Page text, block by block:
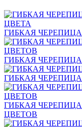
ГИБКАЯ ЧЕРЕПИЦА
ГИБКАЯ ЧЕРЕПИЦА
ГИБКАЯ ЧЕРЕПИЦА
ГИБКАЯ ЧЕРЕПИЦА
ЦВЕТОВ